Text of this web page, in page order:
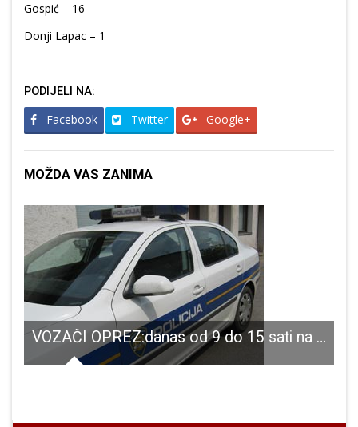
Gospić – 16
Donji Lapac – 1
PODIJELI NA:
Facebook Twitter Google+
MOŽDA VAS ZANIMA
VOZAČI OPREZ:danas od 9 do 15 sati na području PU Ličko-senjske provodi se akcija “brzina i pretjecanje”!